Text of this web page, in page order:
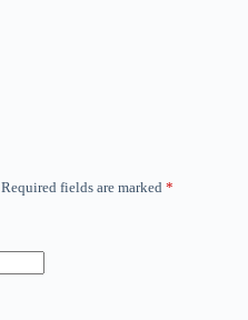
Required fields are marked *